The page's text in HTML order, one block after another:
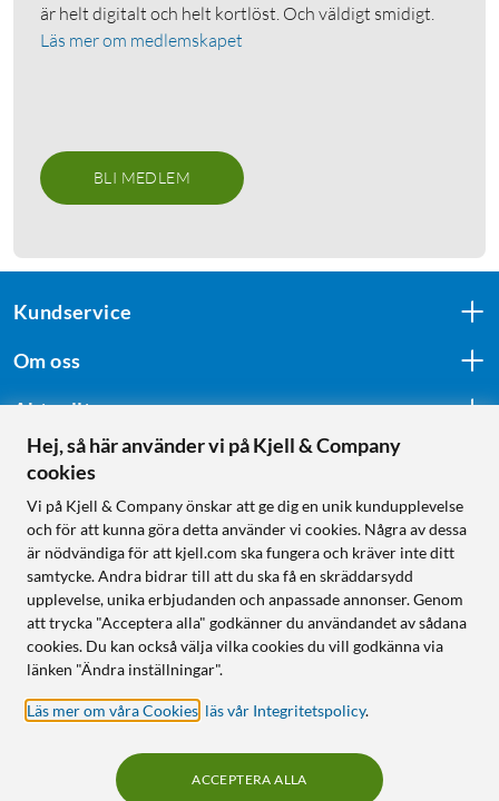
är helt digitalt och helt kortlöst. Och väldigt smidigt.
Läs mer om medlemskapet
BLI MEDLEM
Kundservice
Om oss
Aktuellt
Följ oss
Handla från:
Sverige
Norge
Hej, så här använder vi på Kjell & Company
cookies
Vi på Kjell & Company önskar att ge dig en unik kundupplevelse
och för att kunna göra detta använder vi cookies. Några av dessa
är nödvändiga för att kjell.com ska fungera och kräver inte ditt
samtycke. Andra bidrar till att du ska få en skräddarsydd
upplevelse, unika erbjudanden och anpassade annonser. Genom
att trycka "Acceptera alla" godkänner du användandet av sådana
cookies. Du kan också välja vilka cookies du vill godkänna via
länken "Ändra inställningar".
Läs mer om våra Cookies läs vår Integritetspolicy.
ACCEPTERA ALLA